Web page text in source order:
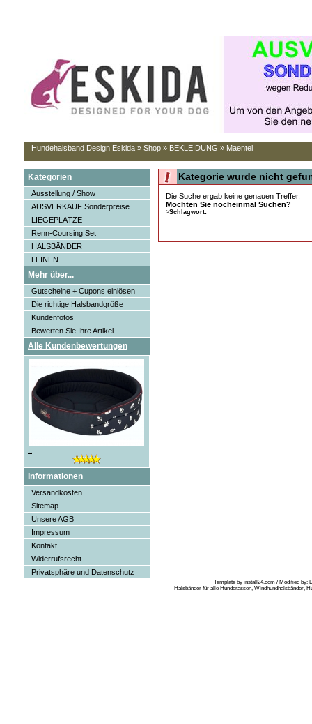
Hundehalsband Design Eskida » Shop » BEKLEIDUNG » Maentel
Kategorien
Ausstellung / Show
AUSVERKAUF Sonderpreise
LIEGEPLÄTZE
Renn-Coursing Set
HALSBÄNDER
LEINEN
Mehr über...
Gutscheine + Cupons einlösen
Die richtige Halsbandgröße
Kundenfotos
Bewerten Sie Ihre Artikel
Alle Kundenbewertungen
Informationen
Versandkosten
Sitemap
Unsere AGB
Impressum
Kontakt
Widerrufsrecht
Privatsphäre und Datenschutz
Kategorie wurde nicht
Die Suche ergab keine genauen Treffer.
Möchten Sie nocheinmal Suchen?
>Schlagwort:
Template by install24.com/ Modified by:
Halsbänder für alle Hunderassen, Windhundhalsbänder,